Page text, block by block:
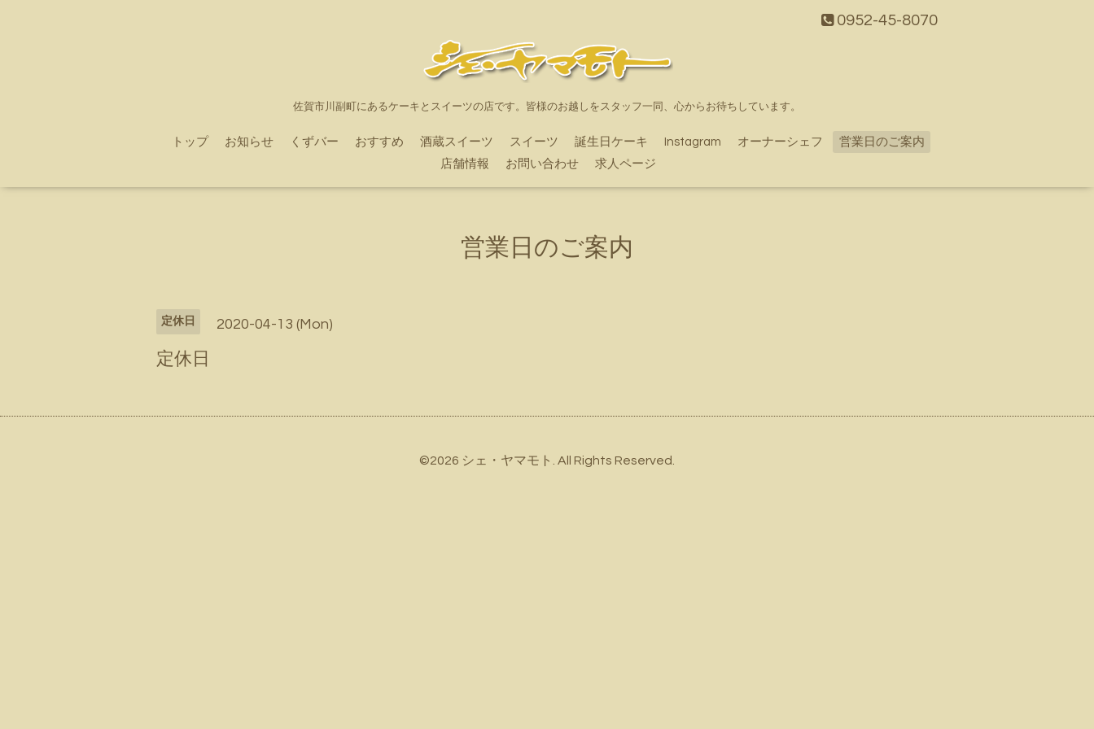
0952-45-8070
佐賀市川副町にあるケーキとスイーツの店です。皆様のお越しをスタッフ一同、心からお待ちしています。
トップ お知らせ くずバー おすすめ 酒蔵スイーツ スイーツ 誕生日ケーキ Instagram オーナーシェフ
営業日のご案内
店舗情報
お問い合わせ 求人ページ
営業日のご案内
定休日 2020-04-13 (Mon)
定休日
©2026 シェ・ヤマモト . All Rights Reserved.